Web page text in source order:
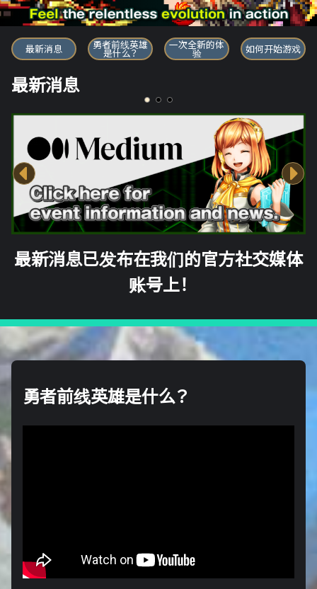
勇者前线英雄
最新消息 勇者前线英雄
是什么？
一次全新的体
验 如何开始游戏
最新消息
最新消息已发布在我们的官方社交媒体
账号上！
勇者前线英雄是什么？